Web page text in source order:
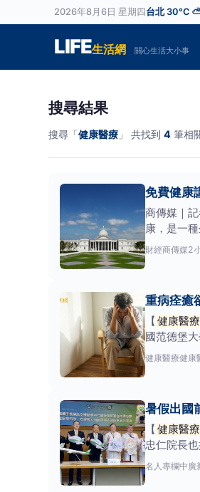
2026年8月6日 星期四 台北 30°C
LIFE生活網 關心生活大小事
搜尋結果
搜尋「健康醫療 」 共找到 4 筆相
免費健康
商傳媒｜
康，是一
財經商傳媒2
重病痊癒
【 健康醫療
國范德堡
健康醫療健康
暑假出國
【 健康醫療
忠仁院長
要。尤其本
名人專欄中廣